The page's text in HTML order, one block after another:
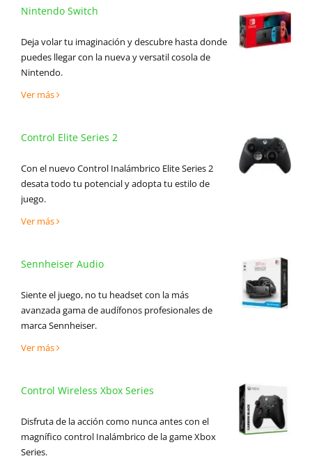
Nintendo Switch
Deja volar tu imaginación y descubre hasta donde
puedes llegar con la nueva y versatil cosola de
Nintendo.
Ver más
Control Elite Series 2
Con el nuevo Control Inalámbrico Elite Series 2
desata todo tu potencial y adopta tu estilo de
juego.
Ver más
Sennheiser Audio
Siente el juego, no tu headset con la más
avanzada gama de audífonos profesionales de
marca Sennheiser.
Ver más
Control Wireless Xbox Series
Disfruta de la acción como nunca antes con el
magnífico control Inalámbrico de la game Xbox
Series.